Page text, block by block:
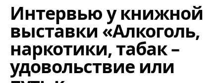
Интервью у книжной
выставки «Алкоголь,
наркотики, табак –
удовольствие или